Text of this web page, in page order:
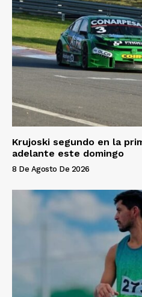
Krujoski segundo en la
adelante este domingo
8 De Agosto De 2026